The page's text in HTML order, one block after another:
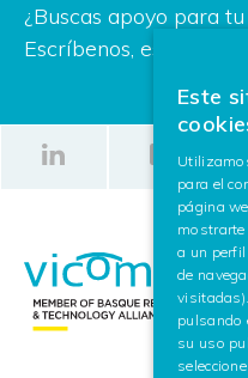
¿Buscas apoyo para
Escríbenos, estamos
Este
para el
página
a un
de
pulsando
su uso